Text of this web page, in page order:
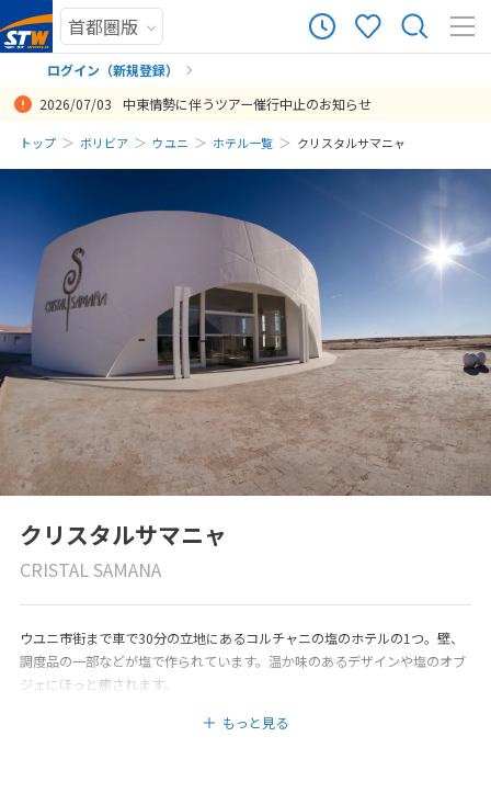
ログイン（新規登録）
まだ履歴がありません
2026/07/03 中東情勢に伴うツアー催行中止のお知らせ
トップ ボリビア ウユニ ホテル一覧 クリスタルサマニャ
クリスタルサマニャ
CRISTAL SAMANA
ウユニ市街まで車で30分の立地にあるコルチャニの塩のホテルの1つ。壁、
調度品の一部などが塩で作られています。温か味のあるデザインや塩のオブ
ジェにほっと癒されます。
もっと見る